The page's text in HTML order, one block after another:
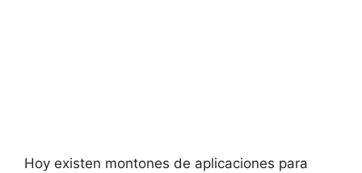
Hoy existen montones de aplicaciones para